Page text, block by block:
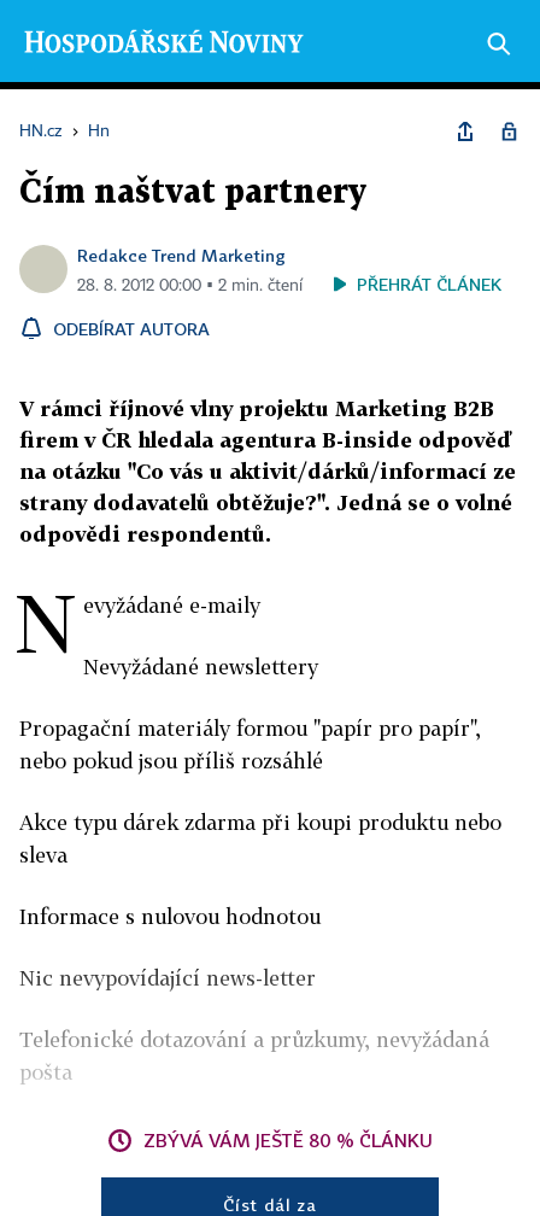
HN.cz › Hn
Čím naštvat partnery
Redakce Trend Marketing
28. 8. 2012 00:00 ▪ 2 min. čtení PŘEHRÁT ČLÁNEK
ODEBÍRAT AUTORA
V rámci říjnové vlny projektu Marketing B2B
firem v ČR hledala agentura B-inside odpověď
na otázku "Co vás u aktivit/dárků/informací ze
strany dodavatelů obtěžuje?". Jedná se o volné
odpovědi respondentů.
N evyžádané e-maily
Nevyžádané newslettery
Propagační materiály formou "papír pro papír",
nebo pokud jsou příliš rozsáhlé
Akce typu dárek zdarma při koupi produktu nebo
sleva
Informace s nulovou hodnotou
Nic nevypovídající news-letter
Telefonické dotazování a průzkumy, nevyžádaná
pošta
ZBÝVÁ VÁM JEŠTĚ 80 % ČLÁNKU
Číst dál za